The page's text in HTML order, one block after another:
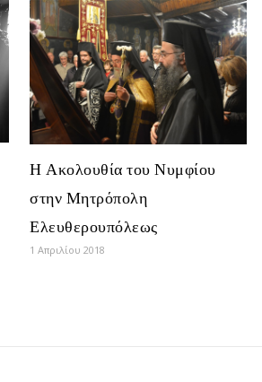
Η Ακολουθία του Νυμφίου
στην Μητρόπολη
Ελευθερουπόλεως
1 Απριλίου 2018